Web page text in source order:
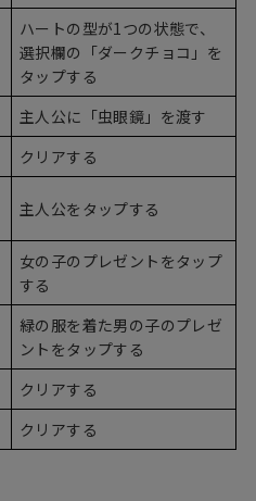
ハートの型が1つの状態で、
選択欄の「ダークチョコ」を
タップする
主人公に「虫眼鏡」を渡す
クリアする
主人公をタップする
女の子のプレゼントをタップ
する
緑の服を着た男の子のプレゼ
ントをタップする
クリアする
クリアする